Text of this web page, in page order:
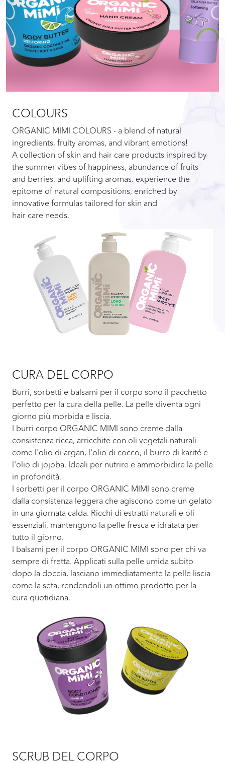
COLOURS
ORGANIC MIMI COLOURS - a blend of natural
ingredients, fruity aromas, and vibrant emotions!
A collection of skin and hair care products inspired by
the summer vibes of happiness, abundance of fruits
and berries, and uplifting aromas. experience the
epitome of natural compositions, enriched by
innovative formulas tailored for skin and
hair care needs.
CURA DEL CORPO
Burri, sorbetti e balsami per il corpo sono il pacchetto
perfetto per la cura della pelle. La pelle diventa ogni
giorno più morbida e liscia.
I burri corpo ORGANIC MIMI sono creme dalla
consistenza ricca, arricchite con oli vegetali naturali
come l'olio di argan, l'olio di cocco, il burro di karité e
l'olio di jojoba. Ideali per nutrire e ammorbidire la pelle
in profondità.
I sorbetti per il corpo ORGANIC MIMI sono creme
dalla consistenza leggera che agiscono come un gelato
in una giornata calda. Ricchi di estratti naturali e oli
essenziali, mantengono la pelle fresca e idratata per
tutto il giorno.
I balsami per il corpo ORGANIC MIMI sono per chi va
sempre di fretta. Applicati sulla pelle umida subito
dopo la doccia, lasciano immediatamente la pelle liscia
come la seta, rendendoli un ottimo prodotto per la
cura quotidiana.
SCRUB DEL CORPO